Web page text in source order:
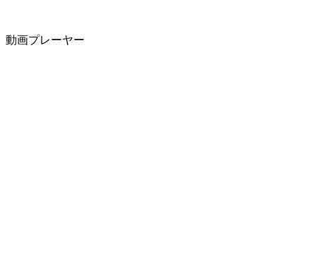
動画プレーヤー